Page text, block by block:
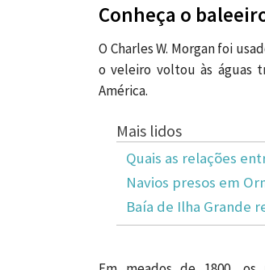
Conheça o
O Charles W. Morgan foi
o veleiro voltou às águas
América.
Mais lidos
Quais as relações
Navios presos em
Baía de Ilha Grande